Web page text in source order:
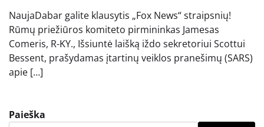
NaujaDabar galite klausytis „Fox News“ straipsnių!
Rūmų priežiūros komiteto pirmininkas Jamesas
Comeris, R-KY., Išsiuntė laišką iždo sekretoriui Scottui
Bessent, prašydamas įtartinų veiklos pranešimų (SARS)
apie […]
Paieška